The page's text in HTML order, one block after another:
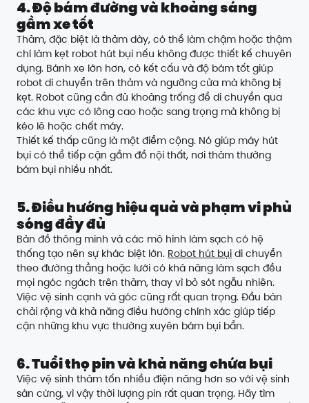
4. Độ bám đường và khoảng sáng
gầm xe tốt
Thảm, đặc biệt là thảm dày, có thể làm chậm hoặc thậm
chí làm kẹt robot hút bụi nếu không được thiết kế chuyên
dụng. Bánh xe lớn hơn, có kết cấu và độ bám tốt giúp
robot di chuyển trên thảm và ngưỡng cửa mà không bị
kẹt. Robot cũng cần đủ khoảng trống để di chuyển qua
các khu vực có lông cao hoặc sang trọng mà không bị
kéo lê hoặc chết máy.
Thiết kế thấp cũng là một điểm cộng. Nó giúp máy hút
bụi có thể tiếp cận gầm đồ nội thất, nơi thảm thường
bám bụi nhiều nhất.
5. Điều hướng hiệu quả và phạm vi phủ
sóng đầy đủ
Bản đồ thông minh và các mô hình làm sạch có hệ
thống tạo nên sự khác biệt lớn. Robot hút bụi di chuyển
theo đường thẳng hoặc lưới có khả năng làm sạch đều
mọi ngóc ngách trên thảm, thay vì bỏ sót ngẫu nhiên.
Việc vệ sinh cạnh và góc cũng rất quan trọng. Đầu bàn
chải rộng và khả năng điều hướng chính xác giúp tiếp
cận những khu vực thường xuyên bám bụi bẩn.
6. Tuổi thọ pin và khả năng chứa bụi
Việc vệ sinh thảm tốn nhiều điện năng hơn so với vệ sinh
sàn cứng, vì vậy thời lượng pin rất quan trọng. Hãy tìm